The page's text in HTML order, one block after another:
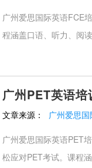
广州爱思国际英语FCE
程涵盖口语、听力、阅
广州PET英语培
文章来源： 广州爱思
广州爱思国际英语PET
松应对PET考试。课程